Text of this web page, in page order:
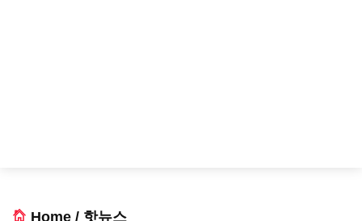
Home / 핫뉴스